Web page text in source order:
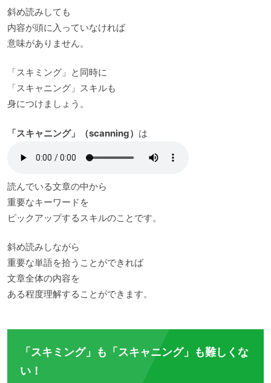
斜め読みしても
内容が頭に入っていなければ
意味がありません。
「スキミング」と同時に
「スキャニング」スキルも
身につけましょう。
「スキャニング」（scanning） は
読んでいる文章の中から
重要なキーワードを
ピックアップするスキルのことです。
斜め読みしながら
重要な単語を拾うことができれば
文章全体の内容を
ある程度理解することができます。
「スキミング」も「スキャニング」も難しくな
い！